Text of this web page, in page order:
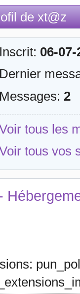
de xt@z
Inscrit: 06-07-
Dernier
Messages: 2
tous les
tous vos